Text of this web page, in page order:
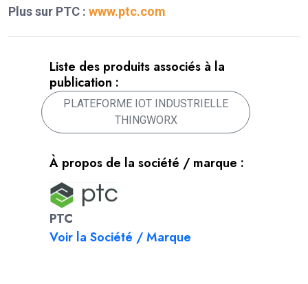
Plus sur PTC : www.ptc.com
Liste des produits associés à la
publication :
PLATEFORME IOT INDUSTRIELLE
THINGWORX
À propos de la société / marque :
PTC
Voir la Société / Marque